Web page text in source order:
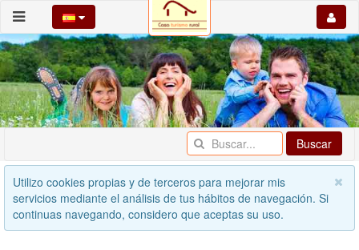
Buscar
Utilizo cookies propias y de terceros para mejorar mis
servicios mediante el análisis de tus hábitos de navegación. Si
continuas navegando, considero que aceptas su uso.